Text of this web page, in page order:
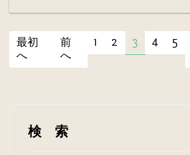
最初
へ
前
へ
1 2 3 4 5
検 索